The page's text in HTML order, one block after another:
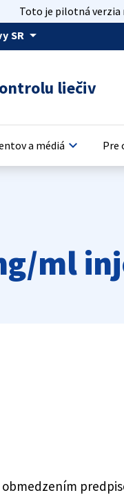
Toto je pilotná verzia
SR arrow_drop_down
liečiv
a médiá keyboard_arrow_down Pre
ml